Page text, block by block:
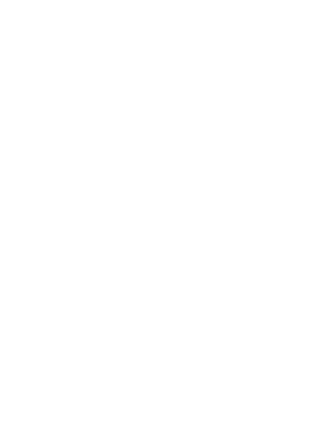
Comenzaba la sesión con el
puntuación total al cuarteto
bases. Un mal trago para
a la cantera. A pesar de ello,
como recitó Tino Berdugo en
pero un gran paso para el
La cantera sigue, una noche
actuación infantil que
juvenil: una murga que se